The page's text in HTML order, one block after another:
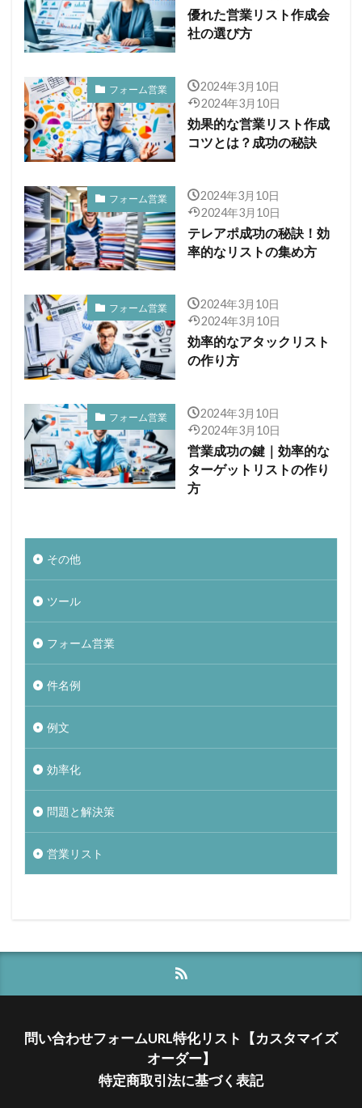
優れた営業リスト作成会
社の選び方
フォーム営業
2024年3月10日
2024年3月10日
効果的な営業リスト作成
コツとは？成功の秘訣
フォーム営業
2024年3月10日
2024年3月10日
テレアポ成功の秘訣！効
率的なリストの集め方
フォーム営業
2024年3月10日
2024年3月10日
効率的なアタックリスト
の作り方
フォーム営業
2024年3月10日
2024年3月10日
営業成功の鍵｜効率的な
ターゲットリストの作り
方
その他
ツール
フォーム営業
件名例
例文
効率化
問題と解決策
営業リスト
問い合わせフォームURL特化リスト【カスタマイズ
オーダー】
特定商取引法に基づく表記